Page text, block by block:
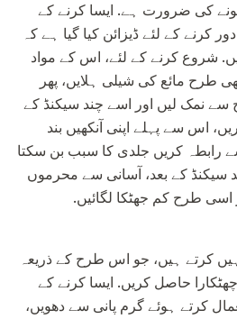
کی ضرورت ہے. ایسا کرنے کے
کرنے کے لئے ڈیزائن کیا گیا ہے کہ
شروع کرنے کے لئے، اس کے مواد
طرح مائع کی شیلی ہلایں، پھر
نمک لیں اور اسے چند سیکنڈ کے
اس سے پہلے اپنی آنکھیں بند
رابطہ کریں جلدی کا سبب بن سکتا
سیکنڈ کے بعد، آسانی سے محرموں
اسی طرح کم جھٹکا لگائیں.
کرتے ہیں، جو اس طرح کے ذریعہ
حاصل کریں. ایسا کرنے کے
کرتے ہوئے گرم پانی سے دھویں،